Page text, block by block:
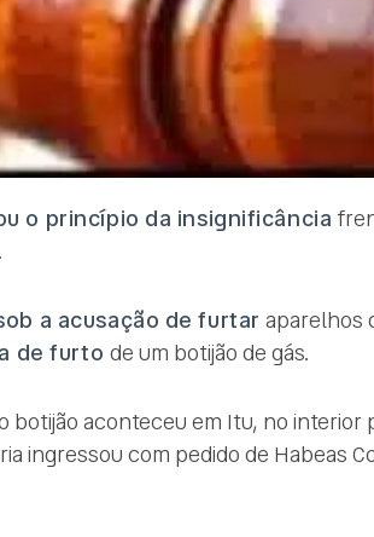
o princípio da insignificância
a acusação de furtar aparelhos
de furto de um botijão de gás.
aconteceu em Itu, no interior
ingressou com pedido de Habeas